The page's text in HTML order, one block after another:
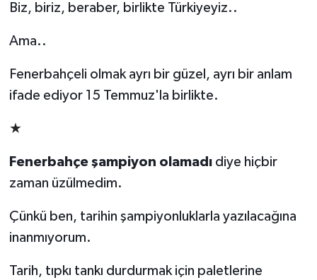
Biz, biriz, beraber, birlikte Türkiyeyiz..
Ama..
Fenerbahçeli olmak ayrı bir güzel, ayrı bir anlam
ifade ediyor 15 Temmuz'la birlikte.
★
Fenerbahçe şampiyon olamadıdiye hiçbir
zaman üzülmedim.
Çünkü ben, tarihin şampiyonluklarla yazılacağına
inanmıyorum.
Tarih, tıpkı tankı durdurmak için paletlerine